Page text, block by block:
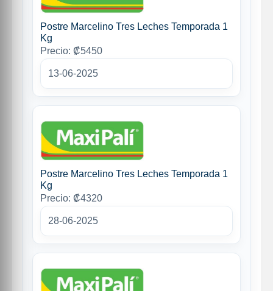
Postre Marcelino Tres Leches Temporada 1
Kg
Precio: ₡5450
13-06-2025
Postre Marcelino Tres Leches Temporada 1
Kg
Precio: ₡4320
28-06-2025